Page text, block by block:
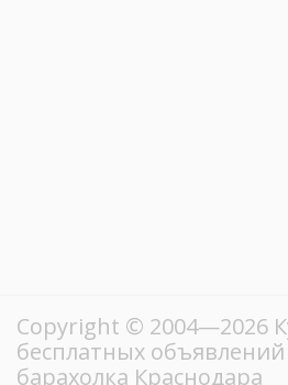
Copyright © 2004—2026
бесплатных
барахолка Краснодара